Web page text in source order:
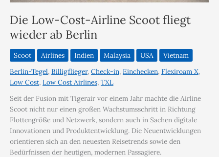
Die Low-Cost-Airline Scoot fliegt
wieder ab Berlin
Scoot Airlines Indien Malaysia USA
Vietnam
Berlin-Tegel, Billigflieger, Check-in, Einchecken, Flexiroam X,
Low Cost, Low Cost Airlines, TXL
Seit der Fusion mit Tigerair vor einem Jahr machte die Airline
Scoot nicht nur einen großen Wachstumsschritt in Richtung
Flottengröße und Netzwerk, sondern auch in Sachen digitale
Innovationen und Produktentwicklung. Die Neuentwicklungen
orientieren sich an den neuesten Reisetrends sowie den
Bedürfnissen der heutigen, modernen Passagiere.